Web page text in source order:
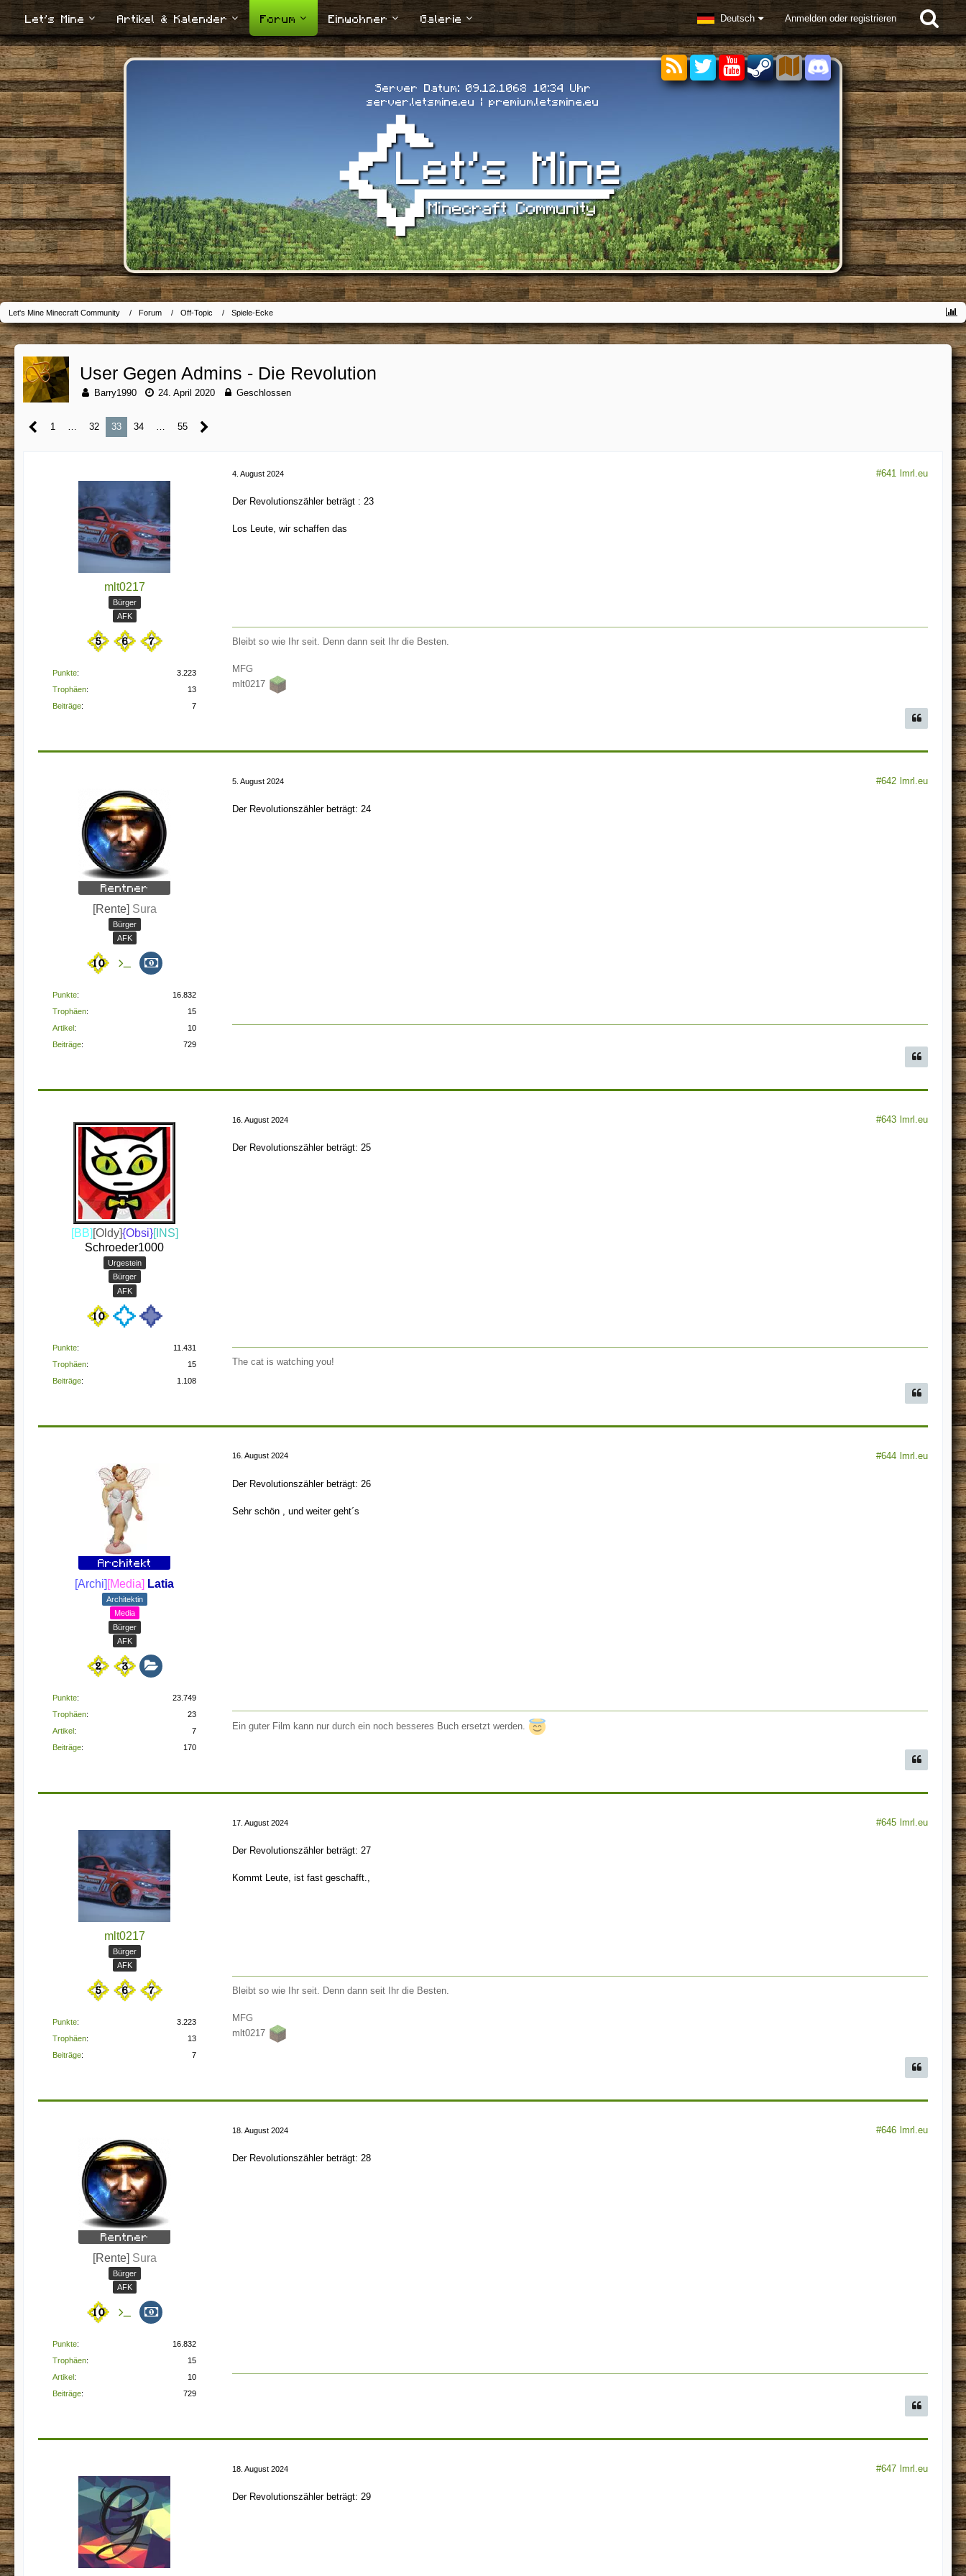
Let's Mine Artikel & Kalender Forum Einwohner Galerie Deutsch Anmelden oder registrieren
Server Datum: 09.12.1068 10:35 Uhr
server.letsmine.eu | premium.letsmine.eu
Let's Mine Minecraft Community Forum Off-Topic Spiele-Ecke
User Gegen Admins - Die Revolution
Barry1990 24. April 2020 Geschlossen
1 … 32 33 34 … 55
mlt0217
Bürger
AFK
Punkte
3.223
Trophäen
13
Beiträge
7
4. August 2024 #641 lmrl.eu
Der Revolutionszähler beträgt : 23
Los Leute, wir schaffen das
Bleibt so wie Ihr seit. Denn dann seit Ihr die Besten.
MFG
mlt0217
[Rente] Sura
Bürger
AFK
Punkte
16.832
Trophäen
15
Artikel
10
Beiträge
729
5. August 2024 #642 lmrl.eu
Der Revolutionszähler beträgt: 24
[BB] [Oldy]{Obsi}[INS]
Schroeder1000
Urgestein
Bürger
AFK
Punkte
11.431
Trophäen
15
Beiträge
1.108
16. August 2024 #643 lmrl.eu
Der Revolutionszähler beträgt: 25
The cat is watching you!
[Archi] [Media] Latia
Architektin
Media
Bürger
AFK
Punkte
23.749
Trophäen
23
Artikel
7
Beiträge
170
16. August 2024 #644 lmrl.eu
Der Revolutionszähler beträgt: 26
Sehr schön , und weiter geht´s
Ein guter Film kann nur durch ein noch besseres Buch ersetzt werden.
mlt0217
Bürger
AFK
Punkte
3.223
Trophäen
13
Beiträge
7
17. August 2024 #645 lmrl.eu
Der Revolutionszähler beträgt: 27
Kommt Leute, ist fast geschafft.,
Bleibt so wie Ihr seit. Denn dann seit Ihr die Besten.
MFG
mlt0217
[Rente] Sura
Bürger
AFK
Punkte
16.832
Trophäen
15
Artikel
10
Beiträge
729
18. August 2024 #646 lmrl.eu
Der Revolutionszähler beträgt: 28
18. August 2024 #647 lmrl.eu
Der Revolutionszähler beträgt: 29